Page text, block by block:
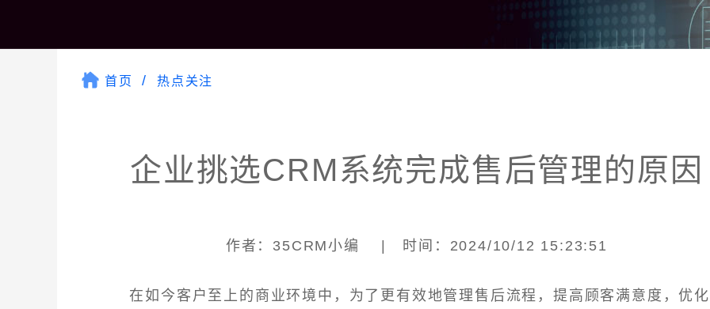
首页 热点关注
企业挑选CRM系统完成售后管理的原因
作者：35CRM小编 | 时间：2024/10/12 15:23:51
在如今客户至上的商业环境中，为了更有效地管理售后流程，提高顾客满意度，优